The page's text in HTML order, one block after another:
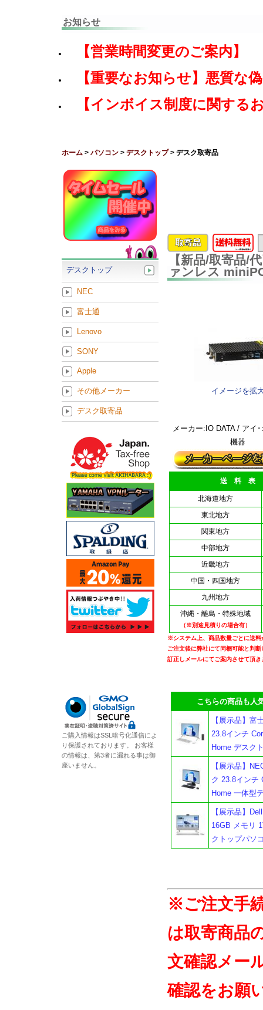
お知らせ
【営業時間変更のご案内】
【重要なお知らせ】悪質な
【インボイス制度に関する
ホーム > パソコン > デスクトップ> デスク取寄品
【新品/取寄品/
ァンレス
イメージを拡
メーカー:IO DATA / アイ
機器
送 料 表
北海道地方
東北地方
関東地方
中部地方
近畿地方
中国・四国地方
九州地方
沖縄・離島・特殊地域
（※別途見積りの場合有）
※システム上、商品数量ごとに送料
ご注文後に弊社にて同梱可能と判
訂正しメールにてご案内させて頂き
こちらの商品も人気
【展示品】
23.8インチ
Home デスク
【展示品】
ク 23.8インチ
Home 一体型
【展示品】
16GB メモリ
クトップパソ
※ご注文手
は取寄商品
文確認メー
確認をお願
デスクトップ
NEC
富士通
Lenovo
SONY
Apple
その他メーカー
デスク取寄品
ご購入情報はSSL暗号化通信によ
り保護されております。 お客様
の情報は、第3者に漏れる事は御
座いません。